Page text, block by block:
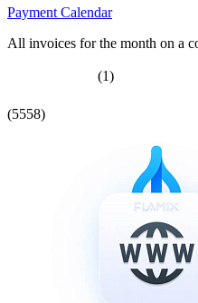
Payment Calendar
All invoices for the month on a
(1)
(5558)